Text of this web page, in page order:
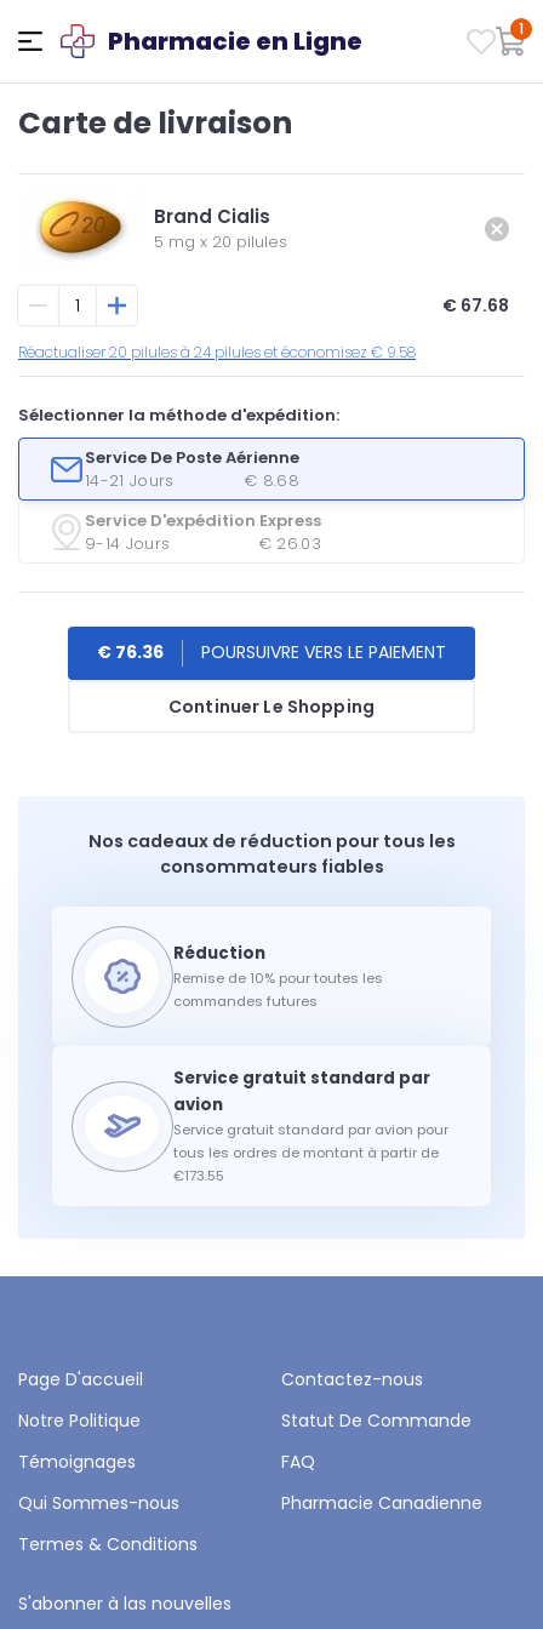
Pharmacie en Ligne 1
Carte de livraison
Brand Cialis
5 mg x 20 pilules
€ 67.68
Réactualiser 20 pilules à 24 pilules et économisez € 9.58
Sélectionner la méthode d'expédition:
Service De Poste Aérienne
14-21 Jours
€ 8.68
Service D'expédition Express
9-14 Jours
€ 26.03
Continuer Le Shopping
€ 76.36
Nos cadeaux de réduction pour tous les
consommateurs fiables
Remise de 10% pour toutes les
commandes futures
Service gratuit standard par avion pour
tous les ordres de montant à partir de
€173.55
Page D'accueil
Contactez-nous
Notre Politique
Statut De Commande
Témoignages
FAQ
Qui Sommes-nous
Pharmacie Canadienne
Termes & Conditions
S'abonner à las nouvelles